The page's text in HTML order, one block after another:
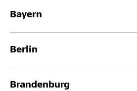
Bayern
Berlin
Brandenburg